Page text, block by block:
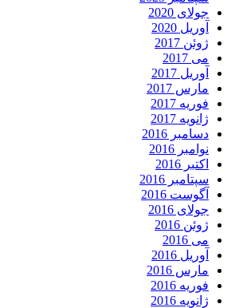
جولای 2020
آوریل 2020
ژوئن 2017
می 2017
آوریل 2017
مارس 2017
فوریه 2017
ژانویه 2017
دسامبر 2016
نوامبر 2016
اکتبر 2016
سپتامبر 2016
آگوست 2016
جولای 2016
ژوئن 2016
می 2016
آوریل 2016
مارس 2016
فوریه 2016
ژانویه 2016